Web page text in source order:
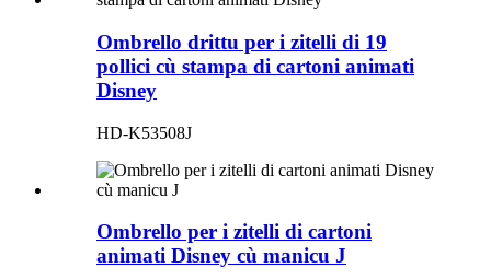
Ombrello drittu per i zitelli di 19
pollici cù stampa di cartoni animati
Disney
HD-K53508J
Ombrello per i zitelli di cartoni
animati Disney cù manicu J